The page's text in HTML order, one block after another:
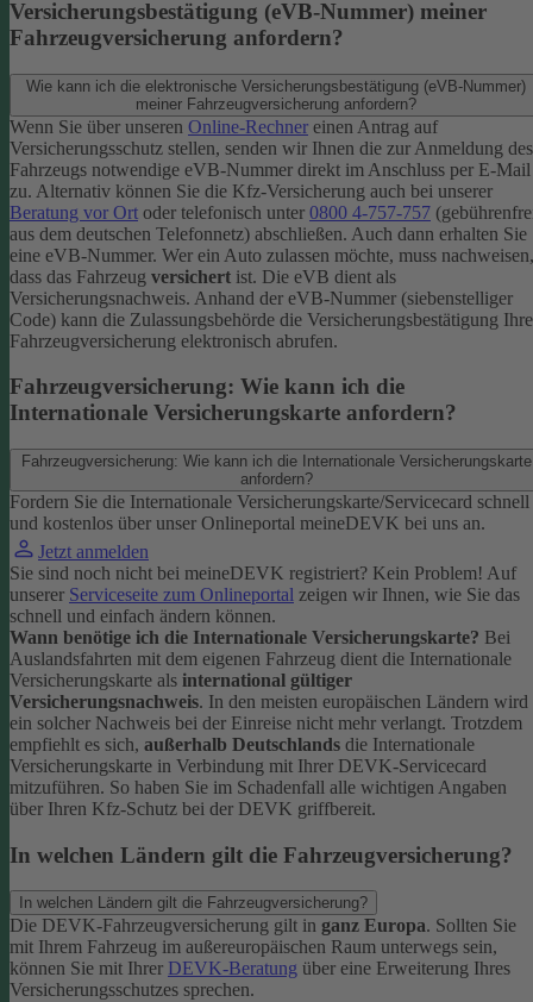
Versicherungsbestätigung (eVB-Nummer) meiner
Fahrzeugversicherung anfordern?
Wie kann ich die elektronische Versicherungsbestätigung (eVB-Nummer)
meiner Fahrzeugversicherung anfordern?
Wenn Sie über unseren Online-Rechner einen Antrag auf
Versicherungsschutz stellen, senden wir Ihnen die zur Anmeldung des
Fahrzeugs notwendige eVB-​Nummer direkt im Anschluss per E-Mail
zu. Alternativ können Sie die Kfz-​Versicherung auch bei unserer
Beratung vor Ort oder telefonisch unter 0800 4-​757-757
aus dem deutschen Telefonnetz) abschließen. Auch dann erhalten Sie
eine eVB-Nummer. Wer ein Auto zulassen möchte, muss nachweisen,
dass das Fahrzeug versichert ist. Die eVB dient als
Versicherungsnachweis. Anhand der eVB-Nummer (siebenstelliger
Code) kann die Zulassungsbehörde die Versicherungsbestätigung
Fahrzeugversicherung elektronisch abrufen.
Fahrzeugversicherung: Wie kann ich die
Internationale Versicherungskarte anfordern?
Fahrzeugversicherung: Wie kann ich die Internationale Versicherungskarte
anfordern?
Fordern Sie die Internationale Versicherungskarte/Servicecard schnell
und kostenlos über unser Onlineportal meineDEVK bei uns an.
Jetzt anmelden
Sie sind noch nicht bei meineDEVK registriert? Kein Problem! Auf
unserer Serviceseite zum Onlineportal zeigen wir Ihnen, wie Sie das
schnell und einfach ändern können.
Wann benötige ich die Internationale Versicherungskarte? Bei
Auslandsfahrten mit dem eigenen Fahrzeug dient die Internationale
Versicherungskarte als international gültiger
Versicherungsnachweis. In den meisten europäischen Ländern wird
ein solcher Nachweis bei der Einreise nicht mehr verlangt. Trotzdem
empfiehlt es sich, außerhalb Deutschlands die Internationale
Versicherungskarte in Verbindung mit Ihrer DEVK-Servicecard
mitzuführen. So haben Sie im Schadenfall alle wichtigen Angaben
über Ihren Kfz-Schutz bei der DEVK griffbereit.
In welchen Ländern gilt die Fahrzeugversicherung?
In welchen Ländern gilt die Fahrzeugversicherung?
Die DEVK-Fahrzeugversicherung gilt in ganz Europa. Sollten Sie
mit Ihrem Fahrzeug im außereuropäischen Raum unterwegs sein,
können Sie mit Ihrer DEVK-Beratung über eine Erweiterung Ihres
Versicherungsschutzes sprechen.